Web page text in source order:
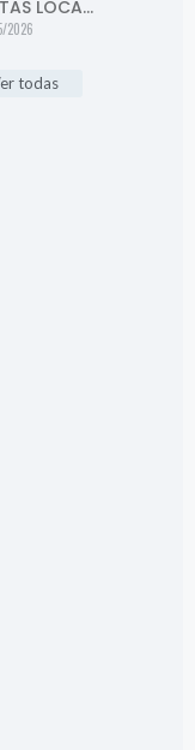
LOCA...
2026
todas